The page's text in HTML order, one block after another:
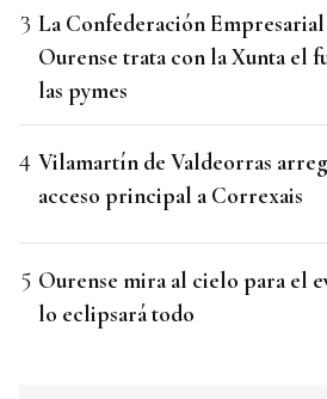
La Confederación Empresarial
Ourense trata con la Xunta el
las pymes
Vilamartín de Valdeorras
acceso principal a Correxais
Ourense mira al cielo para el
lo eclipsará todo